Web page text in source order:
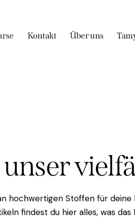
Kontakt Über uns
hochwertigen Stoffen für
findest du hier alles, was